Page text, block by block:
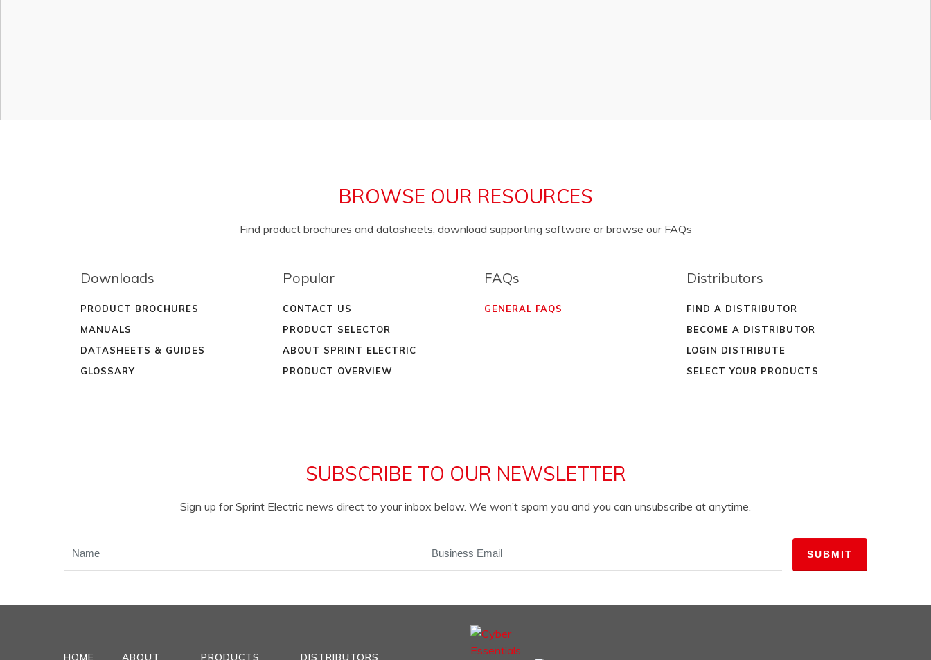
BROWSE OUR RESOURCES
Find product brochures and datasheets, download supporting software or browse our FAQs
Downloads
PRODUCT BROCHURES
MANUALS
DATASHEETS & GUIDES
GLOSSARY
Popular
CONTACT US
PRODUCT SELECTOR
ABOUT SPRINT ELECTRIC
PRODUCT OVERVIEW
FAQs
GENERAL FAQS
Distributors
FIND A DISTRIBUTOR
BECOME A DISTRIBUTOR
LOGIN DISTRIBUTE
SELECT YOUR PRODUCTS
SUBSCRIBE TO OUR NEWSLETTER
Sign up for Sprint Electric news direct to your inbox below. We won’t spam you and you can unsubscribe at anytime.
HOME ABOUT PRODUCTS DISTRIBUTORS